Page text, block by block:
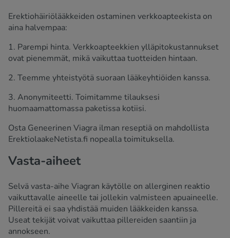
Erektiohäiriölääkkeiden ostaminen verkkoapteekista on
aina halvempaa:
1. Parempi hinta. Verkkoapteekkien ylläpitokustannukset
ovat pienemmät, mikä vaikuttaa tuotteiden hintaan.
2. Teemme yhteistyötä suoraan lääkeyhtiöiden kanssa.
3. Anonymiteetti. Toimitamme tilauksesi
huomaamattomassa paketissa kotiisi.
Osta Geneerinen Viagra ilman reseptiä on mahdollista
ErektiolaakeNetista.fi nopealla toimituksella.
Vasta-aiheet
Selvä vasta-aihe Viagran käytölle on allerginen reaktio
vaikuttavalle aineelle tai jollekin valmisteen apuaineelle.
Pillereitä ei saa yhdistää muiden lääkkeiden kanssa.
Useat tekijät voivat vaikuttaa pillereiden saantiin ja
annokseen.